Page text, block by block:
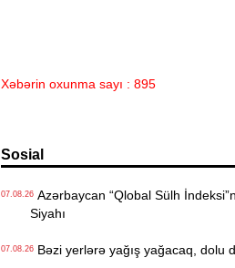
Xəbərin oxunma sayı : 895
Sosial
07.08.26Azərbaycan “Qlobal Sülh
Siyahı
07.08.26Bəzi yerlərə yağış yağacaq, dolu